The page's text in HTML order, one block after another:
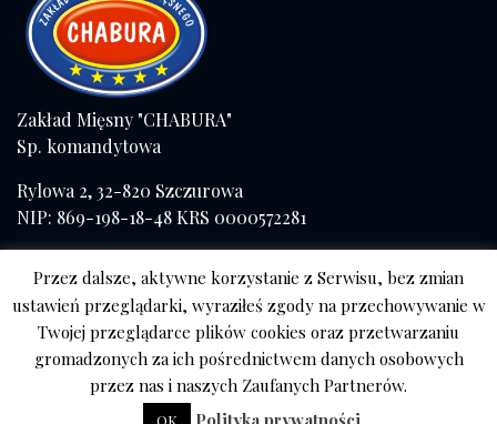
Zakład Mięsny "CHABURA"
Sp. komandytowa
Rylowa 2, 32-820 Szczurowa
NIP: 869-198-18-48 KRS 0000572281
kom. 508 056 084
Sklep Tarnów
ul. Mościckiego
667 788 740
Przez dalsze, aktywne korzystanie z Serwisu, bez zmian
ustawień przeglądarki, wyraziłeś zgody na przechowywanie w
Twojej przeglądarce plików cookies oraz przetwarzaniu
gromadzonych za ich pośrednictwem danych osobowych
przez nas i naszych Zaufanych Partnerów.
OK Polityka prywatności